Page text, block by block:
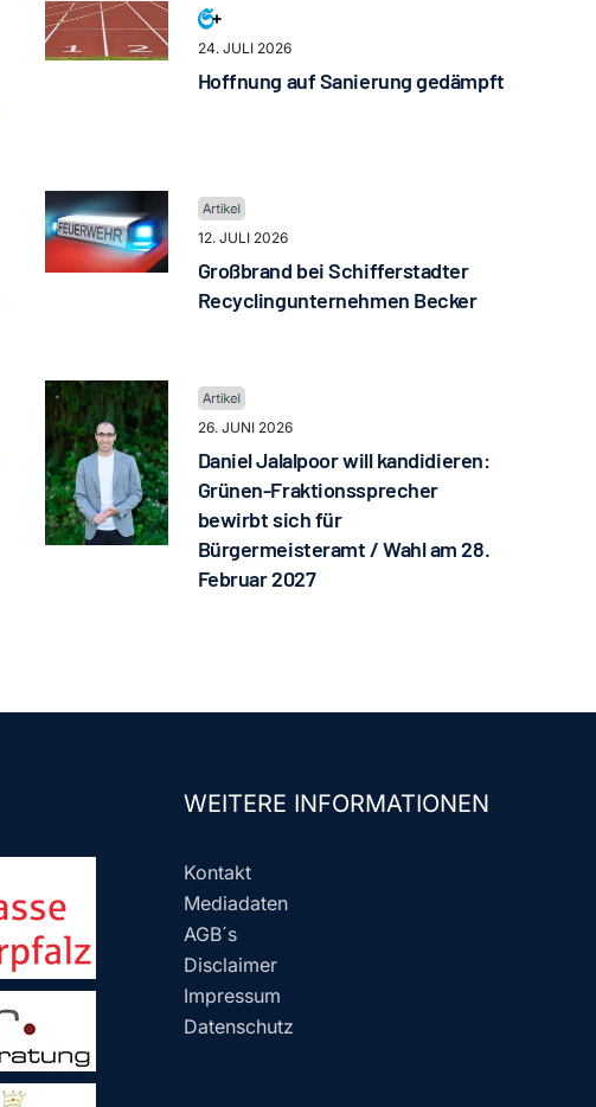
24. JULI 2026
Hoffnung auf Sanierung gedämpft
12. JULI 2026
Großbrand bei Schifferstadter
Recyclingunternehmen Becker
26. JUNI 2026
Daniel Jalalpoor will kandidieren:
Grünen-Fraktionssprecher
bewirbt sich für
Bürgermeisteramt / Wahl am 28.
Februar 2027
WEITERE INFORMATIONEN
Kontakt
Mediadaten
AGB´s
Disclaimer
Impressum
Datenschutz